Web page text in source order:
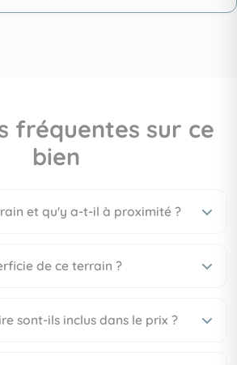
fréquentes sur ce
bien
et qu'y a-t-il à proximité ?
de ce terrain ?
sont-ils inclus dans le prix ?